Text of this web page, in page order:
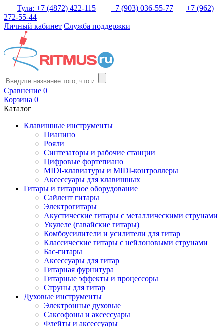
Тула: +7 (4872) 422-115 +7 (903) 036-55-77
+7 (962)
272-55-44
Личный кабинет Служба поддержки
Сравнение 0
Корзина 0
Каталог
Клавишные инструменты
Пианино
Рояли
Синтезаторы и рабочие станции
Цифровые фортепиано
MIDI-клавиатуры и MIDI-контроллеры
Аксессуары для клавишных
Гитары и гитарное оборудование
Сайлент гитары
Электрогитары
Акустические гитары с металлическими струнами
Укулеле (гавайские гитары)
Комбоусилители и усилители для гитар
Классические гитары с нейлоновыми струнами
Бас-гитары
Аксессуары для гитар
Гитарная фурнитура
Гитарные эффекты и процессоры
Струны для гитар
Духовые инструменты
Электронные духовые
Саксофоны и аксессуары
Флейты и аксессуары